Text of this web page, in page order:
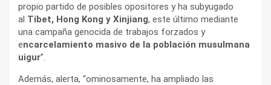
propio partido de posibles opositores y ha subyugado
al Tíbet, Hong Kong y Xinjiang, este último mediante
una campaña genocida de trabajos forzados y
encarcelamiento masivo de la población musulmana
uigur”.
Además, alerta, “ominosamente, ha ampliado las